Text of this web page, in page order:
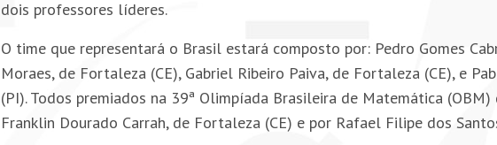
dois professores líderes.
O time que representará o Brasil estará composto por: Pedro Gomes
Moraes, de Fortaleza (CE), Gabriel Ribeiro Paiva, de Fortaleza (CE), e
(PI). Todos premiados na 39ª Olimpíada Brasileira de Matemática
Franklin Dourado Carrah, de Fortaleza (CE) e por Rafael Filipe dos